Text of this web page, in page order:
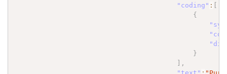
"coding" : [
{
}
] ,